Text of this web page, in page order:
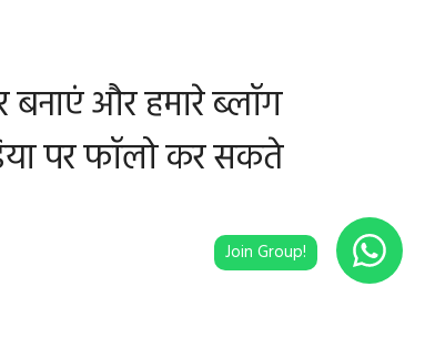
और हमारे ब्लॉग
पर फॉलो कर सकते